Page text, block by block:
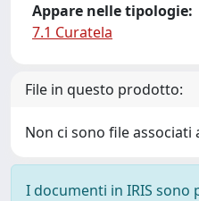
Appare nelle tipologie:
7.1 Curatela
File in questo prodotto:
Non ci sono file
I documenti in IRIS